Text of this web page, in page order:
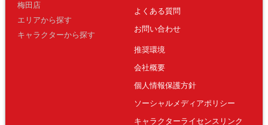
梅田店
エリアから探す
キャラクターから探す
よくある質問
お問い合わせ
推奨環境
会社概要
個人情報保護方針
ソーシャルメディアポリシー
キャラクターライセンスリンク